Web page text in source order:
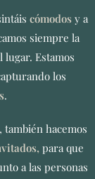
cómodos y a
siempre la
Estamos
los
.
hacemos
para que
a las personas